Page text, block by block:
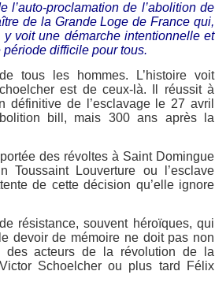
proclamation de l’abolition de
de la Grande Loge de France qui,
voit une démarche intentionnelle et
difficile pour tous.
tous les hommes. L’histoire voit
est de ceux-là. Il réussit à
définitive de l’esclavage le 27 avril
bill, mais 300 ans après la
des révoltes à Saint Domingue
Louverture ou l’esclave
de cette décision qu’elle ignore
résistance, souvent héroïques, qui
devoir de mémoire ne doit pas non
des acteurs de la révolution de la
Schoelcher ou plus tard Félix